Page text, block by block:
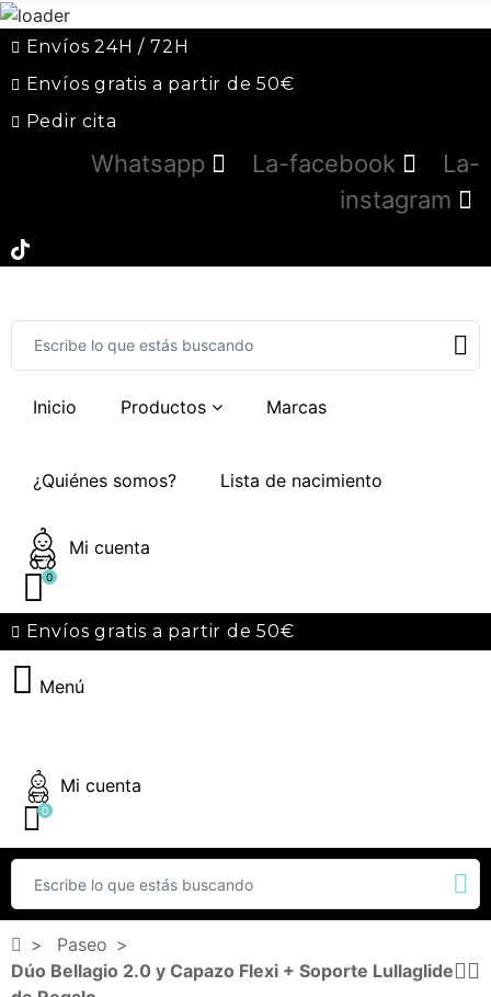
Envíos 24H / 72H
Envíos gratis a partir de 50€
Pedir cita
Whatsapp La-facebook
La-
instagram
Inicio Productos Marcas
¿Quiénes somos? Lista de nacimiento
Mi cuenta
0
Envíos gratis a partir de 50€
Menú
Mi cuenta
0
Paseo
Dúo Bellagio 2.0 y Capazo Flexi + Soporte Lullaglide